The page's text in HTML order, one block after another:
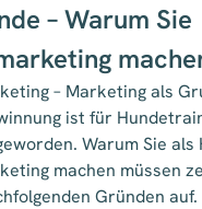
– Warum Sie
– Marketing als
ist für
Warum Sie
machen müssen
Gründen auf.